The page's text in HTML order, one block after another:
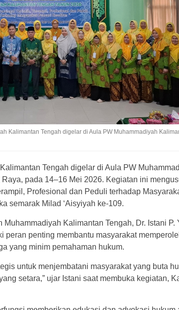
Kalimantan Tengah digelar di Aula PW Muhammadiyah
Tengah digelar di Aula PW
pada 14–16 Mei 2026. Kegiatan ini
Profesional dan Peduli terhadap
semarak Milad ‘Aisyiyah ke-109.
Kalimantan Tengah, Dr. Istani P.
peran penting membantu masyarakat
yang minim pemahaman hukum.
untuk menjembatani masyarakat yang buta
setara,” ujar Istani saat membuka kegiatan,